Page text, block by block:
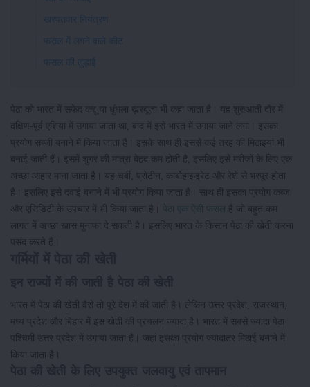
खरपतवार नियंत्रण
फसल में लगने वाले कीट
फसल की तुड़ाई
पेठा को भारत में सफेद कद्दू या धुंधला ख़रबूज़ा भी कहा जाता है। यह शुरुआती दौर में
दक्षिण-पूर्व एशिया में उगाया जाता था, बाद में इसे भारत में उगाया जाने लगा। इसका
प्रयोग सब्जी बनाने में किया जाता है। इसके साथ ही इससे कई तरह की मिठाइयां भी
बनाई जाती हैं। इसमें शुगर की मात्रा बेहद कम होती है, इसलिए इसे मरीजों के लिए एक
अच्छा आहार माना जाता है। यह चर्बी, प्रोटीन, कार्बोहाइड्रेट और रेशे से भरपूर होता
है। इसलिए इसे दवाई बनाने में भी प्रयोग किया जाता है। साथ ही इसका प्रयोग कब्ज़
और एसिडिटी के उपचार में भी किया जाता है।
पेठा एक ऐसी फसल है जो बहुत कम
लागत में अच्छा खास मुनाफा दे सकती है। इसलिए भारत के किसान पेठा की खेती करना
पसंद करते हैं।
भारत में पेठा की खेती वैसे तो पूरे देश में की जाती है। लेकिन उत्तर प्रदेश, राजस्थान,
मध्य प्रदेश और बिहार में इस खेती की प्रचलन ज्यादा है। भारत में सबसे ज्यादा पेठा
पश्चिमी उत्तर प्रदेश में उगाया जाता है। जहां इसका प्रयोग ज्यादातर मिठाई बनाने में
किया जाता है।